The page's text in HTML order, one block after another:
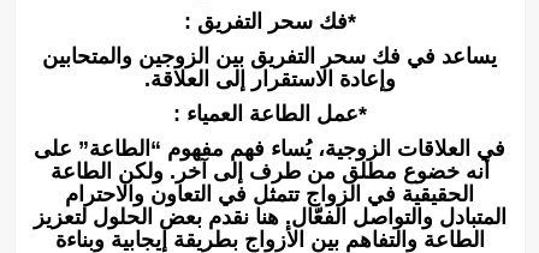
*فك سحر التفريق :
يساعد في فك سحر التفريق بين الزوجين والمتحابين
وإعادة الاستقرار إلى العلاقة.
*عمل الطاعة العمياء :
في العلاقات الزوجية، يُساء فهم مفهوم “الطاعة” على
أنه خضوع مطلق من طرف إلى آخر. ولكن الطاعة
الحقيقية في الزواج تتمثل في التعاون والاحترام
المتبادل والتواصل الفعّال. هنا نقدم بعض الحلول لتعزيز
الطاعة والتفاهم بين الأزواج بطريقة إيجابية وبناءة